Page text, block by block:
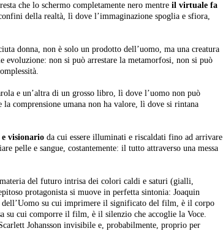
che lo schermo completamente nero mentre il virtuale fa
della realtà, lì dove l’immaginazione spoglia e sfiora,
donna, non è solo un prodotto dell’uomo, ma una creatura
non si può arrestare la metamorfosi, non si può
e un’altra di un grosso libro, lì dove l’uomo non può
comprensione umana non ha valore, lì dove si rintana
e visionario da cui essere illuminati e riscaldati fino ad arrivare
pelle e sangue, costantemente: il tutto attraverso una messa
del futuro intrisa dei colori caldi e saturi (gialli,
protagonista si muove in perfetta sintonia: Joaquin
su cui imprimere il significato del film, è il corpo
su cui comporre il film, è il silenzio che accoglie la Voce.
Johansson invisibile e, probabilmente, proprio per